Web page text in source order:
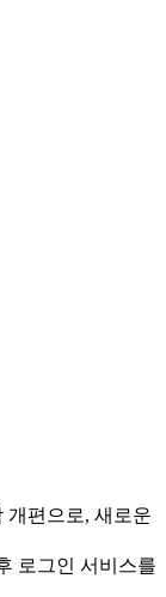
개편으로, 새로운
로그인 서비스를